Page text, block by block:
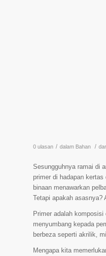
0 ulasan / dalam Bahan /
Sesungguhnya ramai di
primer di hadapan
binaan menawarkan
Tetapi apakah asasnya?
Primer adalah
menyumbang kepada
berbeza seperti akrilik,
Mengapa kita